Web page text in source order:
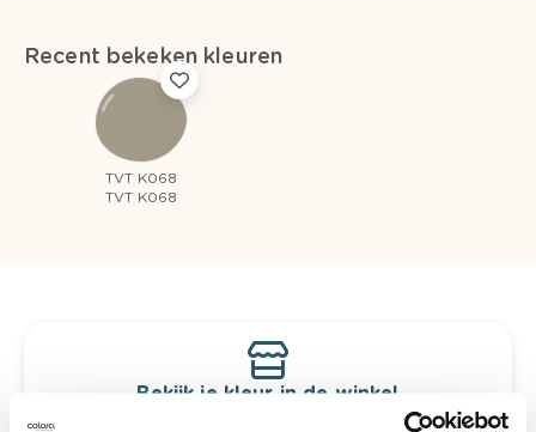
Recent bekeken kleuren
TVT K068
TVT K068
Bekijk je kleur in de winkel
Ontdek er kleurechte stalen van je